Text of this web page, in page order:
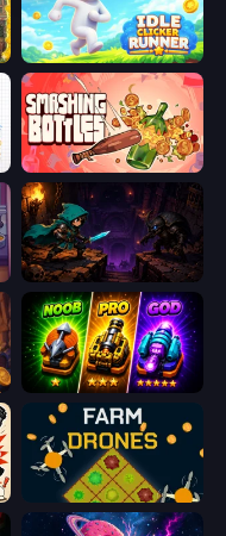
Idle Clicker Runner
Smashing Bottles
Dungeon Descent
Merge Survival
Farm Drones